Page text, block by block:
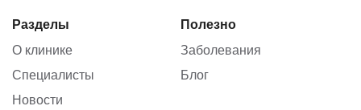
Разделы
О клинике
Специалисты
Новости
Полезно
Заболевания
Блог